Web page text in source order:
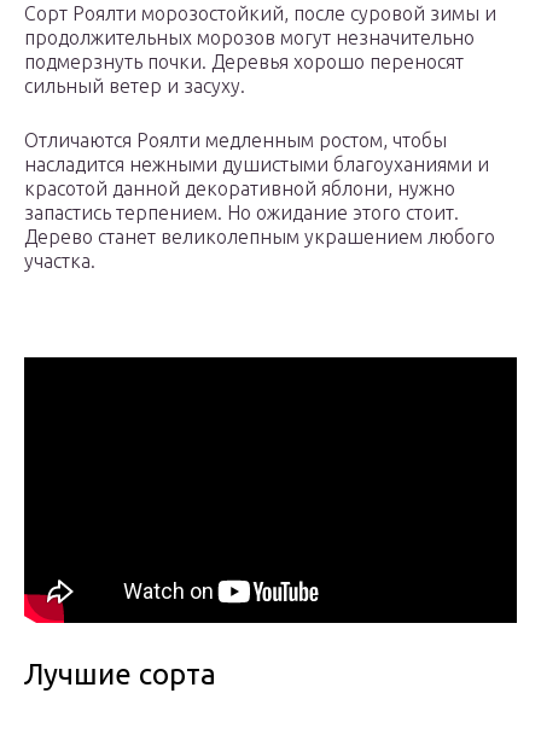
Сорт Роялти морозостойкий, после суровой зимы и
продолжительных морозов могут незначительно
подмерзнуть почки. Деревья хорошо переносят
сильный ветер и засуху.
Отличаются Роялти медленным ростом, чтобы
насладится нежными душистыми благоуханиями и
красотой данной декоративной яблони, нужно
запастись терпением. Но ожидание этого стоит.
Дерево станет великолепным украшением любого
участка.
Лучшие сорта